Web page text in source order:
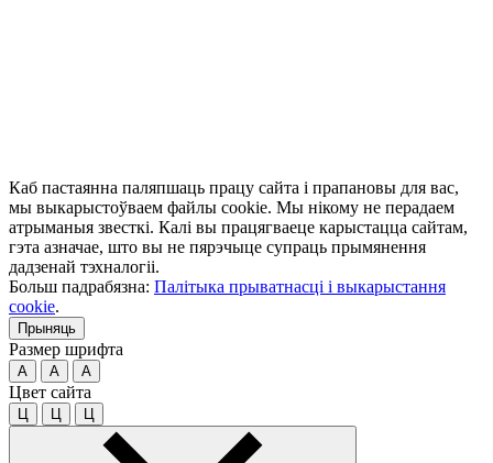
Каб пастаянна паляпшаць працу сайта і прапановы для вас,
мы выкарыстоўваем файлы cookie. Мы нікому не перадаем
атрыманыя звесткі. Калі вы працягваеце карыстацца сайтам,
гэта азначае, што вы не пярэчыце супраць прымянення
дадзенай тэхналогіі.
Больш падрабязна: Палітыка прыватнасці і выкарыстання
cookie.
Прыняць
Размер шрифта
A A A
Цвет сайта
Ц Ц Ц